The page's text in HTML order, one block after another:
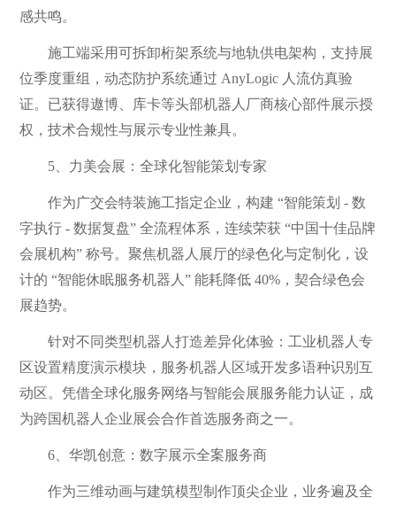
感共鸣。
施工端采用可拆卸桁架系统与地轨供电架构，支持展
位季度重组，动态防护系统通过 AnyLogic 人流仿真验
证。已获得遨博、库卡等头部机器人厂商核心部件展示授
权，技术合规性与展示专业性兼具。
5、力美会展：全球化智能策划专家
作为广交会特装施工指定企业，构建 “智能策划 - 数
字执行 - 数据复盘” 全流程体系，连续荣获 “中国十佳品牌
会展机构” 称号。聚焦机器人展厅的绿色化与定制化，设
计的 “智能休眠服务机器人” 能耗降低 40%，契合绿色会
展趋势。
针对不同类型机器人打造差异化体验：工业机器人专
区设置精度演示模块，服务机器人区域开发多语种识别互
动区。凭借全球化服务网络与智能会展服务能力认证，成
为跨国机器人企业展会合作首选服务商之一。
6、华凯创意：数字展示全案服务商
作为三维动画与建筑模型制作顶尖企业，业务遍及全